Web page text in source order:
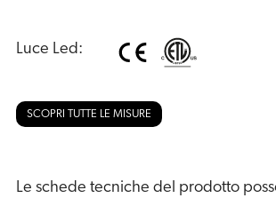
Luce Led:
SCOPRI TUTTE LE MISURE
Le schede tecniche del prodotto